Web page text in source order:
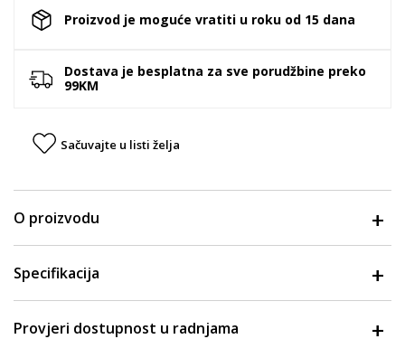
Proizvod je moguće vratiti u roku od 15 dana
Dostava je besplatna za sve porudžbine preko
99KM
Sačuvajte u listi želja
O proizvodu
Specifikacija
Provjeri dostupnost u radnjama